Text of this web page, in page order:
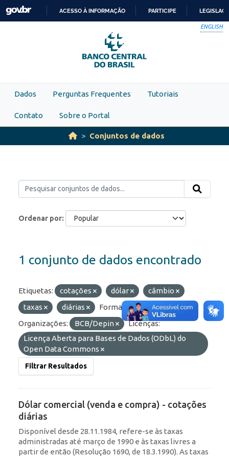
Skip to main content
PARA
O
CONTEÚDO
ACESSO À INFORMAÇÃO PARTICIPE
ENGLISH
Dados Perguntas Frequentes Tutoriais
Contato Sobre o Portal
Conjuntos de dados
Ordenar por
1 conjunto de dados encontrado
Etiquetas: cotações dólar
câmbio
taxas
diárias Formatos:
JSON
Organizações:
BCB/Depin
Licenças:
Licença Aberta para Bases de Dados (ODbL) do
Open Data Commons
Filtrar Resultados
Dólar comercial (venda e compra) - cotações
diárias
Disponível desde 28.11.1984, refere-se às taxas
administradas até março de 1990 e às taxas livres a
partir de então (Resolução 1690, de 18.3.1990). As taxas